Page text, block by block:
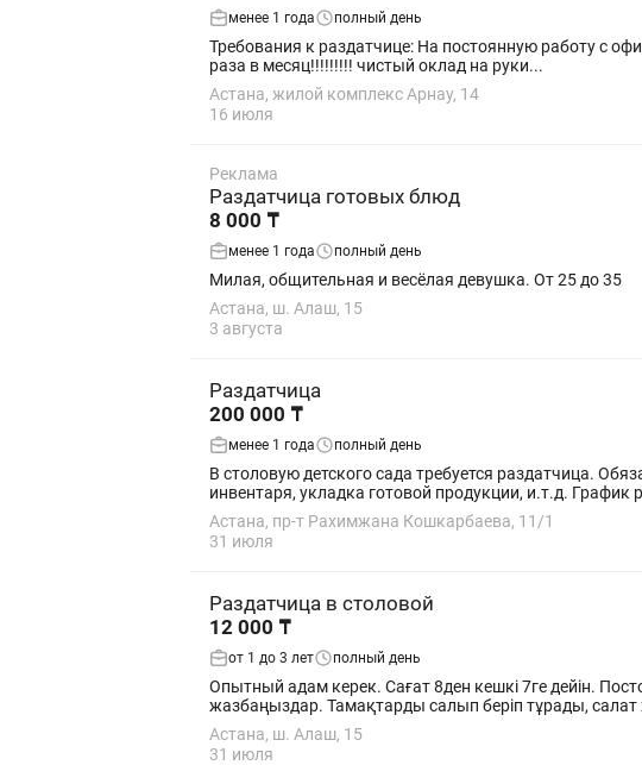
менее 1 года полный день
Требования к раздатчице: На постоянную работу с официальным оформление (студентов просьба не беспокоить!) график 2/2 с 8:00 до 20:00 оплата 2
раза в месяц!!!!!!!!! чистый оклад на руки...
Астана, жилой комплекс Арнау, 14
16 июля
Реклама
Раздатчица готовых блюд
8 000 ₸
менее 1 года полный день
Милая, общительная и весёлая девушка. От 25 до 35
Астана, ш. Алаш, 15
3 августа
Раздатчица
200 000 ₸
менее 1 года полный день
В столовую детского сада требуется раздатчица.
инвентаря, укладка готовой
Астана, пр-т Рахимжана Кошкарбаева, 11/1
31 июля
Раздатчица в столовой
12 000 ₸
от 1 до 3 лет полный день
Опытный адам керек. Сағат 8ден кешкі 7ге дейін.
жазбаңыздар. Тамақтарды салып беріп тұрады,
Астана, ш. Алаш, 15
31 июля